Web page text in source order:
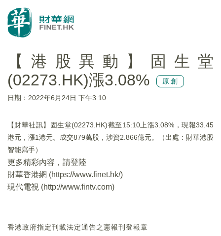
【港股異動】固生堂
(02273.HK)漲3.08%
原創
日期：2022年6月24日 下午3:10
【財華社訊】固生堂(02273.HK)截至15:10上漲3.08%，現報33.45
港元，漲1港元。成交879萬股，涉資2.866億元。（出處：財華港股
智能寫手）
更多精彩內容，請登陸
財華香港網 (https://www.finet.hk/)
現代電視 (http://www.fintv.com)
香港政府指定刊載法定通告之憲報刊登報章